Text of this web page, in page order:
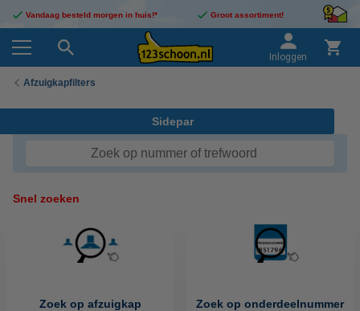
Vandaag besteld morgen in huis!* Groot assortiment!
Inloggen
Afzuigkapfilters
Sidepar
Snel zoeken
Zoek op afzuigkap Zoek op onderdeelnummer